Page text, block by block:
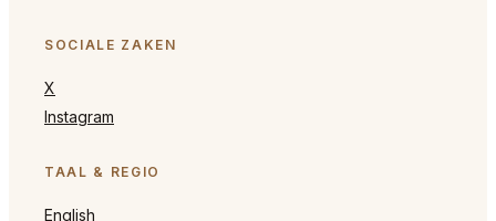
SOCIALE ZAKEN
X
Instagram
TAAL & REGIO
English